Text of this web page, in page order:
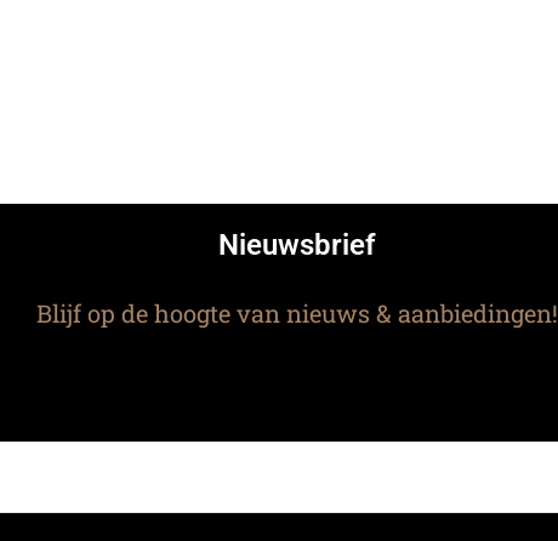
Nieuwsbrief
Blijf op de hoogte van nieuws & aanbiedingen!